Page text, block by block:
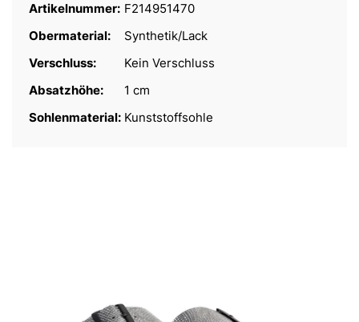
Artikelnummer: F214951470
Obermaterial:
Synthetik/Lack
Verschluss:
Kein Verschluss
Absatzhöhe:
1 cm
Sohlenmaterial: Kunststoffsohle